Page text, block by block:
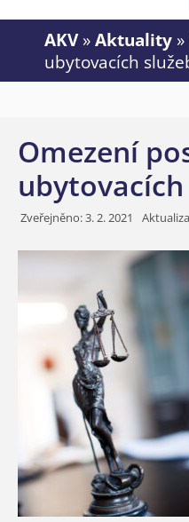
AKV» Aktuality »
ubytovacích
Omezení
Zveřejněno:3. 2. 2021